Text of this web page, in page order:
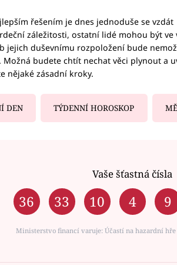
řešením je dnes jednoduše se vzdát
záležitosti, ostatní lidé mohou být ve
jejich duševnímu rozpoložení bude
budete chtít nechat věci plynout a
nějaké zásadní kroky.
DEN TÝDENNÍ HOROSKOP
Vaše šťastná čísla
36 33 10 4 9
Ministerstvo financí varuje: Účastí na hazardní